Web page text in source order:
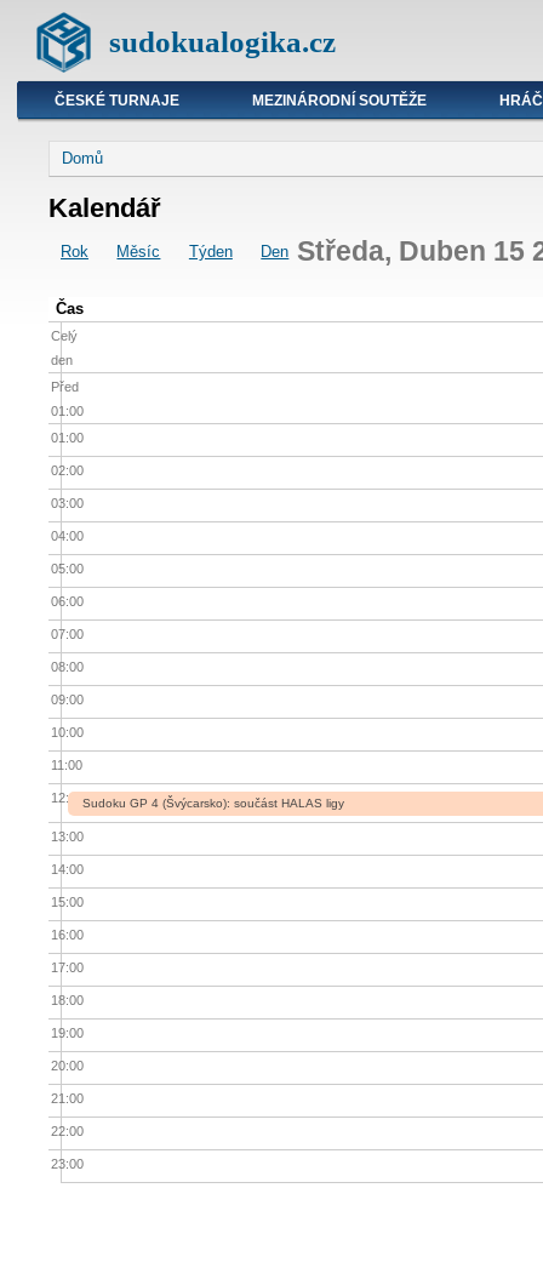
sudokualogika.cz
ČESKÉ TURNAJE MEZINÁRODNÍ SOUTĚŽE
Domů
Kalendář
Rok Měsíc Týden Den Středa, Duben 15
Čas
Celý
den
Před
01:00
01:00
02:00
03:00
04:00
05:00
06:00
07:00
08:00
09:00
10:00
11:00
12:00Sudoku GP 4 (Švýcarsko): součást HALAS ligy
13:00
14:00
15:00
16:00
17:00
18:00
19:00
20:00
21:00
22:00
23:00